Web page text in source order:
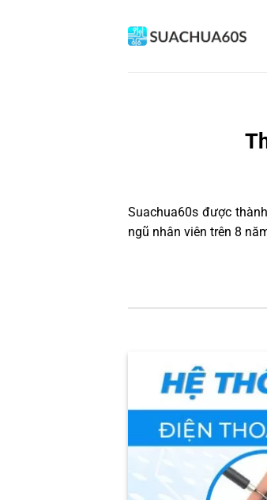
Suachua60s được
ngũ nhân viên trên 8